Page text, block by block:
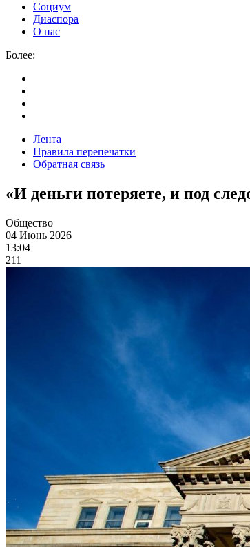
Социум
Диаспора
О нас
Более:
Лента
Правила перепечатки
Обратная связь
«И деньги потеряете, и под
Общество
04 Июнь 2026
13:04
211